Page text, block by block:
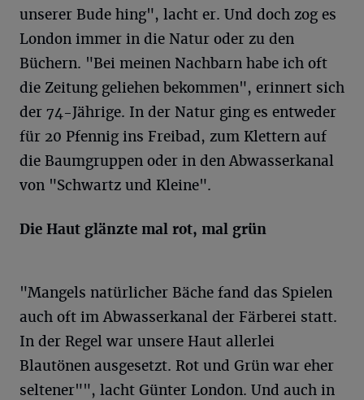
unserer Bude hing", lacht er. Und doch zog es
London immer in die Natur oder zu den
Büchern. "Bei meinen Nachbarn habe ich oft
die Zeitung geliehen bekommen", erinnert sich
der 74-Jährige. In der Natur ging es entweder
für 20 Pfennig ins Freibad, zum Klettern auf
die Baumgruppen oder in den Abwasserkanal
von "Schwartz und Kleine".
Die Haut glänzte mal rot, mal grün
"Mangels natürlicher Bäche fand das Spielen
auch oft im Abwasserkanal der Färberei statt.
In der Regel war unsere Haut allerlei
Blautönen ausgesetzt. Rot und Grün war eher
seltener"", lacht Günter London. Und auch in